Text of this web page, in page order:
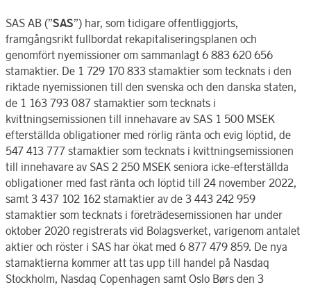
SAS AB (”SAS”) har, som tidigare offentliggjorts,
framgångsrikt fullbordat rekapitaliseringsplanen och
genomfört nyemissioner om sammanlagt 6 883 620 656
stamaktier. De 1 729 170 833 stamaktier som tecknats i den
riktade nyemissionen till den svenska och den danska staten,
de 1 163 793 087 stamaktier som tecknats i
kvittningsemissionen till innehavare av SAS 1 500 MSEK
efterställda obligationer med rörlig ränta och evig löptid, de
547 413 777 stamaktier som tecknats i kvittningsemissionen
till innehavare av SAS 2 250 MSEK seniora icke-efterställda
obligationer med fast ränta och löptid till 24 november 2022,
samt 3 437 102 162 stamaktier av de 3 443 242 959
stamaktier som tecknats i företrädesemissionen har under
oktober 2020 registrerats vid Bolagsverket, varigenom antalet
aktier och röster i SAS har ökat med 6 877 479 859. De nya
stamaktierna kommer att tas upp till handel på Nasdaq
Stockholm, Nasdaq Copenhagen samt Oslo Børs den 3